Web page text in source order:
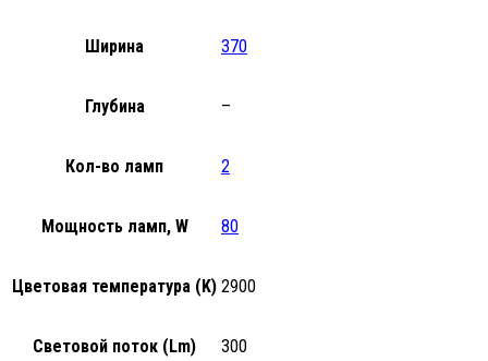
Ширина 370
Глубина –
Кол-во ламп 2
Мощность ламп, W 80
Цветовая температура (K) 2900
Световой поток (Lm) 300